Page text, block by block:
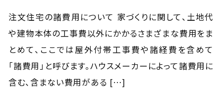
注文住宅の諸費用について 家づくりに関して、土地代
や建物本体の工事費以外にかかるさまざまな費用をま
とめて、ここでは屋外付帯工事費や諸経費を含めて
「諸費用」と呼びます。ハウスメーカーによって諸費用に
含む、含まない費用がある […]